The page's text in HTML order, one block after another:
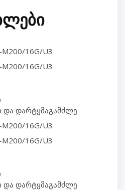
M200/16G/U3
M200/16G/U3
და დარტყმაგამძლე
M200/16G/U3
M200/16G/U3
და დარტყმაგამძლე